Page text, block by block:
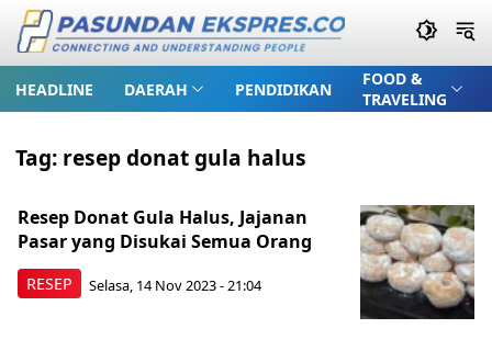
HEADLINE DAERAH PENDIDIKAN
FOOD &
TRAVELING
Tag: resep donat gula halus
RESEP
Resep Donat Gula Halus, Jajanan
Pasar yang Disukai Semua Orang
Selasa, 14 Nov 2023 - 21:04